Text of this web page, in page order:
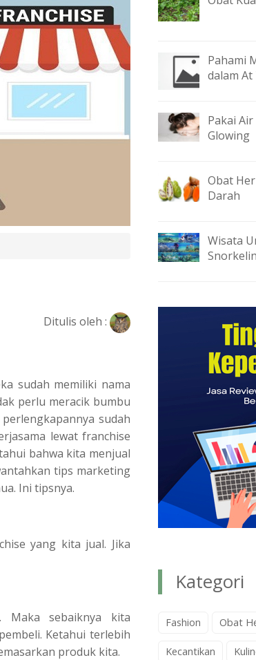
Ditulis oleh :
sudah memiliki nama
perlu meracik bumbu
sudah
lewat franchise
bahwa kita menjual
tips marketing
Ini tipsnya.
yang kita jual. Jika
Maka sebaiknya kita
Ketahui terlebih
produk kita.
Pahami
dalam At
Pakai
Glowing
Obat
Darah
Wisata
Kategori
Fashion Obat
Kecantikan